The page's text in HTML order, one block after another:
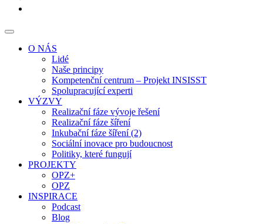
O NÁS
Lidé
Naše principy
Kompetenční centrum – Projekt INSISST
Spolupracující experti
VÝZVY
Realizační fáze vývoje řešení
Realizační fáze šíření
Inkubační fáze šíření (2)
Sociální inovace pro budoucnost
Politiky, které fungují
PROJEKTY
OPZ+
OPZ
INSPIRACE
Podcast
Blog